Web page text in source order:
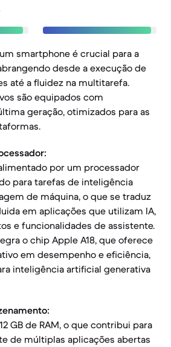
smartphone é crucial para a
desde a execução de
até a fluidez na multitarefa.
são equipados com
geração, otimizados para as
por um processador
para tarefas de inteligência
de máquina, o que se traduz
em aplicações que utilizam IA,
e funcionalidades de assistente.
o chip Apple A18, que oferece
em desempenho e eficiência,
inteligência artificial generativa
GB de RAM, o que contribui para
de múltiplas aplicações abertas